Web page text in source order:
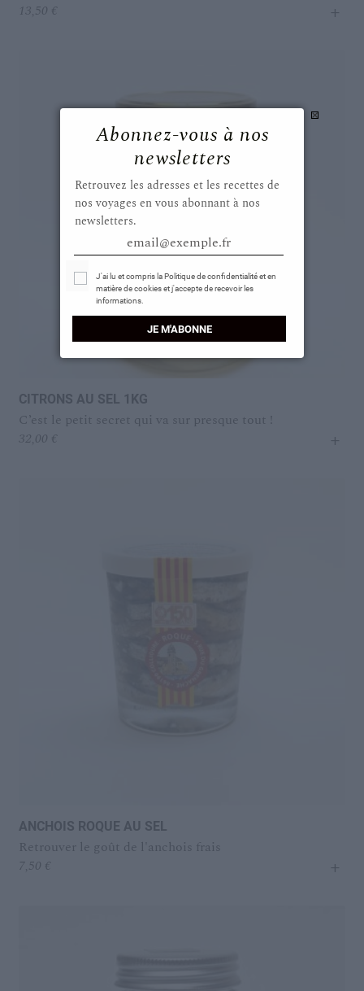
13,50 € +
CITRONS AU SEL 1KG
C’est le petit secret qui va sur presque tout !
32,00 € +
ANCHOIS ROQUE AU SEL
Retrouver le goût de l'anchois frais
7,50 € +
Abonnez-vous à nos
newsletters
Retrouvez les adresses et les recettes de
nos voyages en vous abonnant à nos
newsletters.
J'ai lu et compris la Politique de confidentialité et en
matière de cookies et j'accepte de recevoir les
informations.
email@exemple.fr
JE M'ABONNE